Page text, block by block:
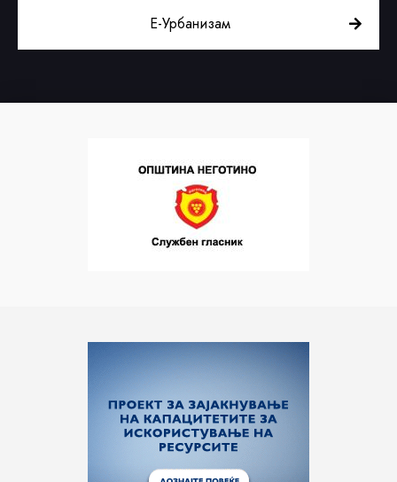
Е-Урбанизам